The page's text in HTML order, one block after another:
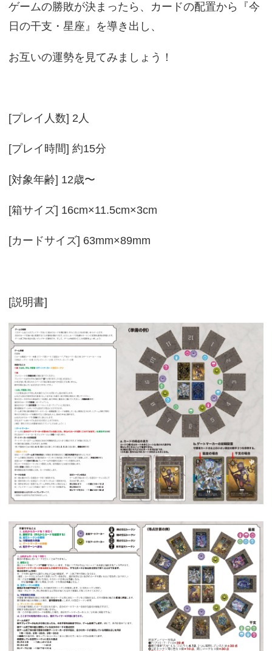
ゲームの勝敗が決まったら、カードの配置から『今
日の干支・星座』を導き出し、
お互いの運勢を見てみましょう！
[プレイ人数] 2人
[プレイ時間] 約15分
[対象年齢] 12歳〜
[箱サイズ] 16cm×11.5cm×3cm
[カードサイズ] 63mm×89mm
[説明書]